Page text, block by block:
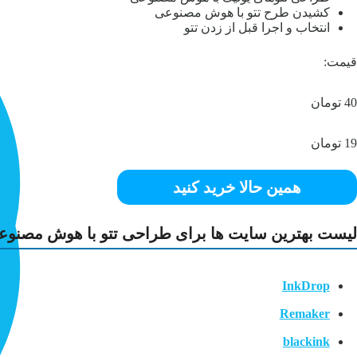
کشیدن طرح تتو با هوش مصنوعی
انتخاب و اجرا قبل از زدن تتو
قیمت:
40 تومان
19 تومان
همین حالا خرید کنید
لیست بهترین سایت ها برای طراحی تتو با هوش
InkDrop
Remaker
blackink